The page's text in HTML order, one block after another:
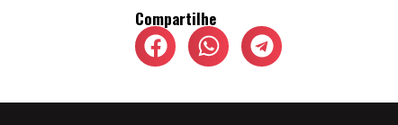
Compartilhe